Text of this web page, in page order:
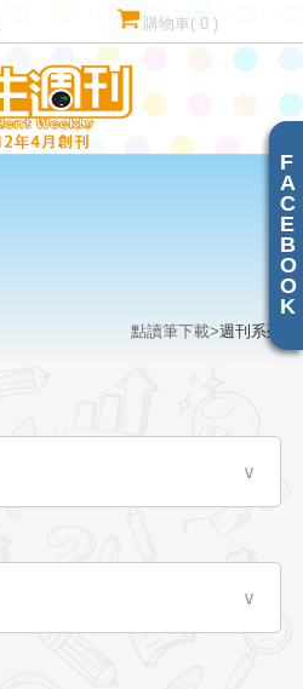
購物車( 0 )
點讀筆下載>週刊系列
∨
∨
F
A
C
E
B
O
O
K